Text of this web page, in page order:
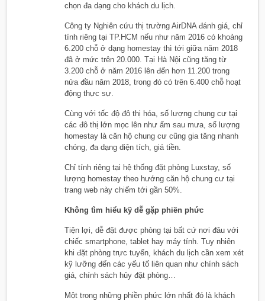
chọn đa dạng cho khách du lịch.
Công ty Nghiên cứu thị trường AirDNA đánh giá, chỉ
tính riêng tại TP.HCM nếu như năm 2016 có khoảng
6.200 chỗ ở dạng homestay thì tới giữa năm 2018
đã ở mức trên 20.000. Tại Hà Nội cũng tăng từ
3.200 chỗ ở năm 2016 lên đến hơn 11.200 trong
nửa đầu năm 2018, trong đó có trên 6.400 chỗ hoạt
động thực sự.
Cùng với tốc độ đô thị hóa, số lượng chung cư tại
các đô thị lớn mọc lên như ấm sau mưa, số lượng
homestay là căn hộ chung cư cũng gia tăng nhanh
chóng, đa dạng diện tích, giá tiền.
Chỉ tính riêng tại hệ thống đặt phòng Luxstay, số
lượng homestay theo hướng căn hộ chung cư tại
trang web này chiếm tới gần 50%.
Không tìm hiểu kỹ dễ gặp phiền phức
Tiện lợi, dễ đặt được phòng tại bất cứ nơi đâu với
chiếc smartphone, tablet hay máy tính. Tuy nhiên
khi đặt phòng trực tuyến, khách du lịch cần xem xét
kỹ lưỡng đến các yếu tố liên quan như chính sách
giá, chính sách hủy đặt phòng…
Một trong những phiền phức lớn nhất đó là khách